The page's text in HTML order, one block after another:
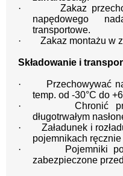
·
Zakaz
napędowego
transportowe.
·
Zakaz montażu w
Składowanie i
·
Przechowywać
temp. od -30°C do
·
Chronić
długotrwałym
·
Załadunek i
pojemnikach
·
Pojemniki
zabezpieczone